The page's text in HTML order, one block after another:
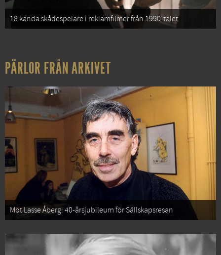
18 kända skådespelare i reklamfilmer från 1990-talet
PÄRLOR FRÅN ARKIVET
Möt Lasse Åberg: 40-årsjubileum för Sällskapsresan